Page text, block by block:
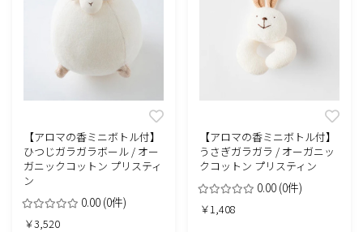
【アロマの香ミニボトル付】
ひつじガラガラボール / オー
ガニックコットン プリスティ
ン
0.00 (0件)
￥3,520
【アロマの香ミニボトル付】
うさぎガラガラ / オーガニッ
クコットン プリスティン
0.00 (0件)
￥1,408